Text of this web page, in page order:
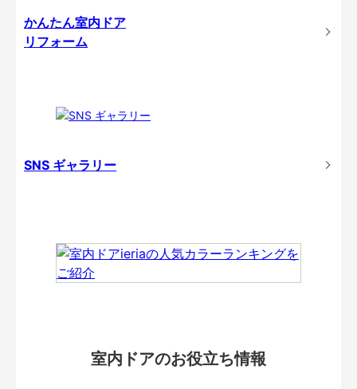
かんたん室内ドア
リフォーム
SNS ギャラリー
室内ドアのお役立ち情報